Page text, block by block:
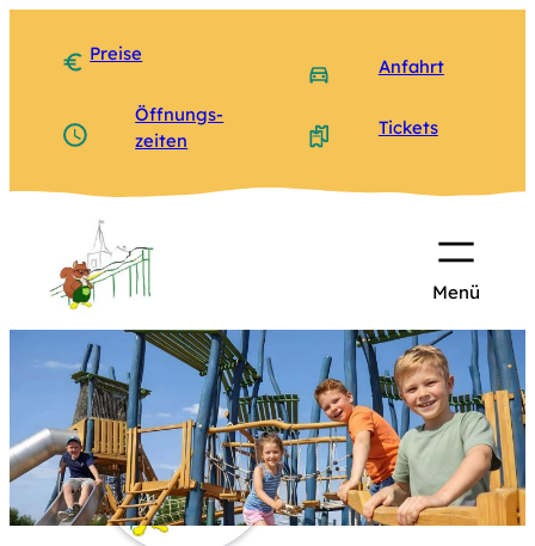
springen
Preise
Öffnungs­
zeiten
Anfahrt
Tickets